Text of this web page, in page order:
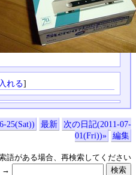
れる]
25(Sat)) 最新
次の日記(2011-07-
01(Fri))»
編集
語がある場合、再検索してください
→